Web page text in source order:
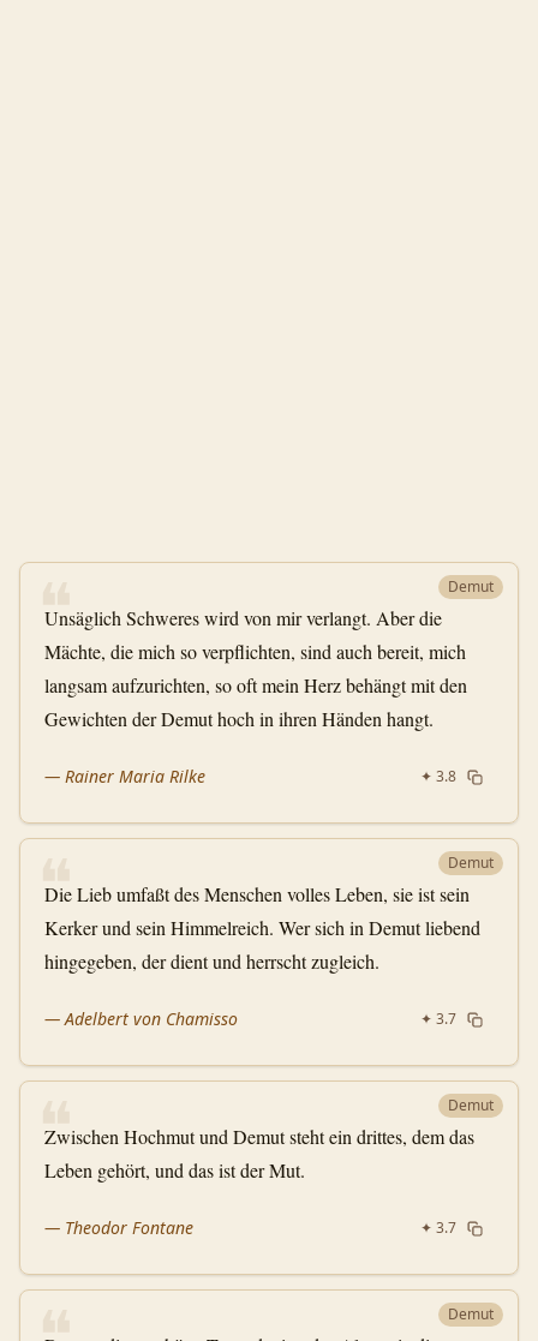
Demut
❝
Unsäglich Schweres wird von mir verlangt. Aber die
Mächte, die mich so verpflichten, sind auch bereit, mich
langsam aufzurichten, so oft mein Herz behängt mit den
Gewichten der Demut hoch in ihren Händen hangt.
— Rainer Maria Rilke ✦ 3.8
Demut
❝
Die Lieb umfaßt des Menschen volles Leben, sie ist sein
Kerker und sein Himmelreich. Wer sich in Demut liebend
hingegeben, der dient und herrscht zugleich.
—Adelbert von Chamisso ✦ 3.7
Demut
❝
Zwischen Hochmut und Demut steht ein drittes, dem das
Leben gehört, und das ist der Mut.
— Theodor Fontane ✦ 3.7
Demut